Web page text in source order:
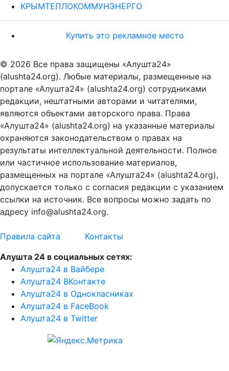
КРЫМТЕПЛОКОММУНЭНЕРГО
Купить это рекламное место
© 2026 Все права защищены «Алушта24»
(alushta24.org). Любые материалы, размещенные на
портале «Алушта24» (alushta24.org) сотрудниками
редакции, нештатными авторами и читателями,
являются объектами авторского права. Права
«Алушта24» (alushta24.org) на указанные материалы
охраняются законодательством о правах на
результаты интеллектуальной деятельности. Полное
или частичное использование материалов,
размещенных на портале «Алушта24» (alushta24.org),
допускается только с согласия редакции с указанием
ссылки на источник. Все вопросы можно задать по
адресу info@alushta24.org.
Правила сайта
Контакты
Алушта 24 в социальных сетях:
Алушта24 в Вайбере
Алушта24 ВКонтакте
Алушта24 в Однокласниках
Алушта24 в FaceBook
Алушта24 в Twitter